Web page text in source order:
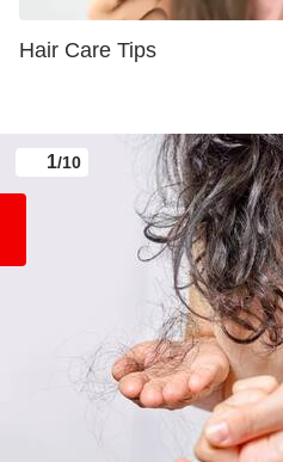
Hair Care Tips
1/10